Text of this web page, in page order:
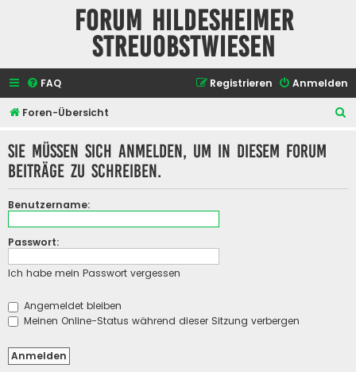
Forum Hildesheimer
Streuobstwiesen
FAQ Anmelden
Registrieren
Foren-Übersicht
Sie müssen sich anmelden, um in diesem Forum
Beiträge zu schreiben.
Benutzername:
Passwort:
Ich habe mein Passwort vergessen
Angemeldet bleiben
Meinen Online-Status während dieser Sitzung verbergen